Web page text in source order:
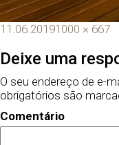
11.06.20191000 × 667
Deixe uma
O seu endereço de e-
obrigatórios são
Comentário